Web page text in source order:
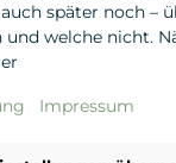
später noch –
welche nicht.
Impressum